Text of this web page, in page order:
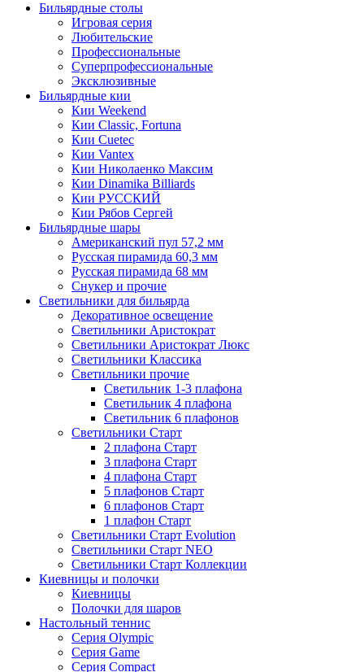
Бильярдные столы
Игровая серия
Любительские
Профессиональные
Суперпрофессиональные
Эксклюзивные
Бильярдные кии
Кии Weekend
Кии Classic, Fortuna
Кии Cuetec
Кии Vantex
Кии Николаенко Максим
Кии Dinamika Billiards
Кии РУССКИЙ
Кии Рябов Сергей
Бильярдные шары
Американский пул 57,2 мм
Русская пирамида 60,3 мм
Русская пирамида 68 мм
Снукер и прочие
Светильники для бильярда
Декоративное освещение
Светильники Аристократ
Светильники Аристократ Люкс
Светильники Классика
Светильники прочие
Светильник 1-3 плафона
Светильник 4 плафона
Светильник 6 плафонов
Светильники Старт
2 плафона Старт
3 плафона Старт
4 плафона Старт
5 плафонов Старт
6 плафонов Старт
1 плафон Старт
Светильники Старт Evolution
Светильники Старт NEO
Светильники Старт Коллекции
Киевницы и полочки
Киевницы
Полочки для шаров
Настольный теннис
Серия Olympic
Серия Game
Серия Compact